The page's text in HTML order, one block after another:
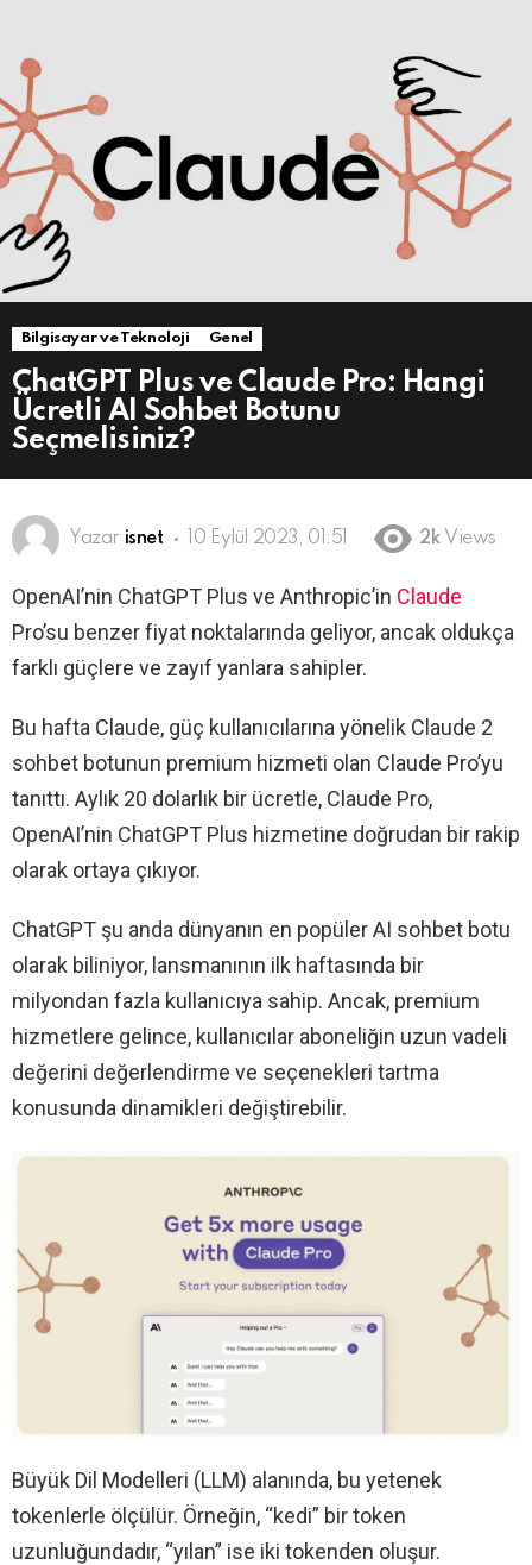
Bilgisayar ve Teknoloji Genel
ChatGPT Plus ve Claude Pro: Hangi
Ücretli AI Sohbet Botunu
Seçmelisiniz?
Yazar isnet 10 Eylül 2023, 01:51 2k Views
OpenAI’nin ChatGPT Plus ve Anthropic’in Claude
Pro’su benzer fiyat noktalarında geliyor, ancak oldukça
farklı güçlere ve zayıf yanlara sahipler.
Bu hafta Claude, güç kullanıcılarına yönelik Claude 2
sohbet botunun premium hizmeti olan Claude Pro’yu
tanıttı. Aylık 20 dolarlık bir ücretle, Claude Pro,
OpenAI’nin ChatGPT Plus hizmetine doğrudan bir rakip
olarak ortaya çıkıyor.
ChatGPT şu anda dünyanın en popüler AI sohbet botu
olarak biliniyor, lansmanının ilk haftasında bir
milyondan fazla kullanıcıya sahip. Ancak, premium
hizmetlere gelince, kullanıcılar aboneliğin uzun vadeli
değerini değerlendirme ve seçenekleri tartma
konusunda dinamikleri değiştirebilir.
Büyük Dil Modelleri (LLM) alanında, bu yetenek
tokenlerle ölçülür. Örneğin, “kedi” bir token
uzunluğundadır, “yılan” ise iki tokenden oluşur.